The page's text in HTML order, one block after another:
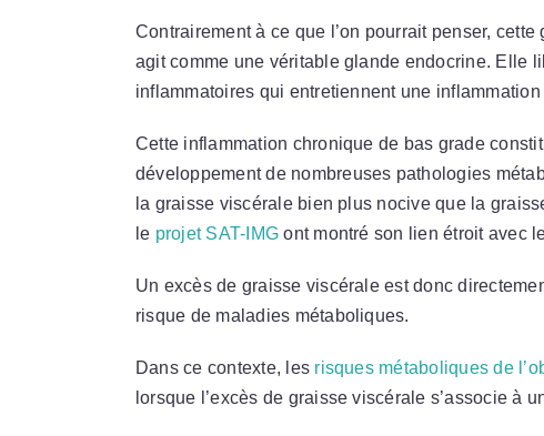
Contrairement à ce que l’on pourrait penser,
agit comme une véritable glande endocrine. Elle
inflammatoires qui entretiennent une
Cette inflammation chronique de bas grade
développement de nombreuses pathologies
la graisse viscérale bien plus nocive que la
le projet SAT-IMG ont montré son lien étroit avec
Un excès de graisse viscérale est donc
risque de maladies métaboliques.
Dans ce contexte, les risques métaboliques de
lorsque l’excès de graisse viscérale s’associe à